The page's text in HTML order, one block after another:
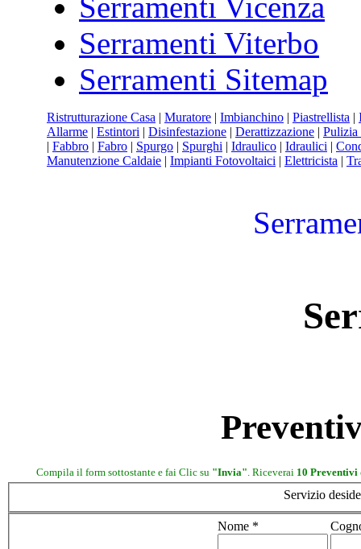
Serramenti Viterbo
Serramenti Sitemap
Ristrutturazione Casa | Muratore | Imbianchino | Piastrellista |
Allarme | Estintori | Disinfestazione | Derattizzazione | Pulizia
| Fabbro | Fabro | Spurgo | Spurghi | Idraulico | Idraulici |
Manutenzione Caldaie | Impianti Fotovoltaici | Elettricista |
Compila il form sottostante e fai Clic su "Invia" . Riceverai 10
Servizio
Nome *